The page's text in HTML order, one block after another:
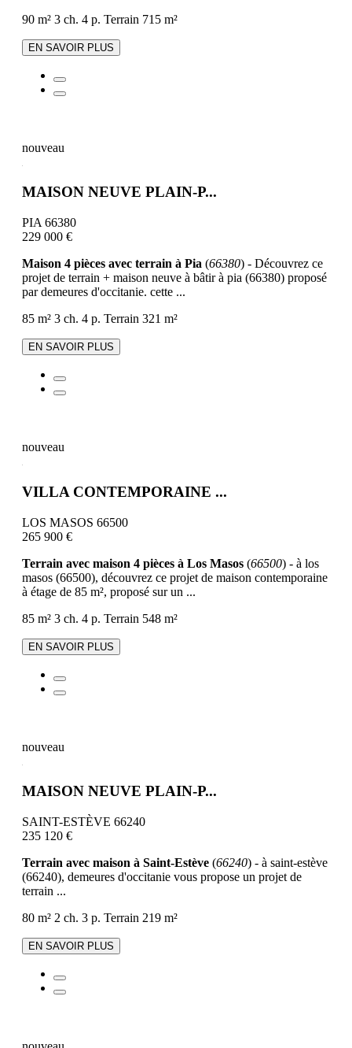
90 m² 3 ch. 4 p. Terrain 715 m²
EN SAVOIR PLUS
nouveau
MAISON NEUVE PLAIN-P...
PIA 66380
229 000 €
Maison 4 pièces avec terrain à Pia (66380) - Découvrez ce
projet de terrain + maison neuve à bâtir à pia (66380) proposé
par demeures d'occitanie. cette ...
85 m² 3 ch. 4 p. Terrain 321 m²
EN SAVOIR PLUS
nouveau
VILLA CONTEMPORAINE ...
LOS MASOS 66500
265 900 €
Terrain avec maison 4 pièces à Los Masos (66500) - à los
masos (66500), découvrez ce projet de maison contemporaine
à étage de 85 m², proposé sur un ...
85 m² 3 ch. 4 p. Terrain 548 m²
EN SAVOIR PLUS
nouveau
MAISON NEUVE PLAIN-P...
SAINT-ESTÈVE 66240
235 120 €
Terrain avec maison à Saint-Estève (66240) - à saint-estève
(66240), demeures d'occitanie vous propose un projet de
terrain ...
80 m² 2 ch. 3 p. Terrain 219 m²
EN SAVOIR PLUS